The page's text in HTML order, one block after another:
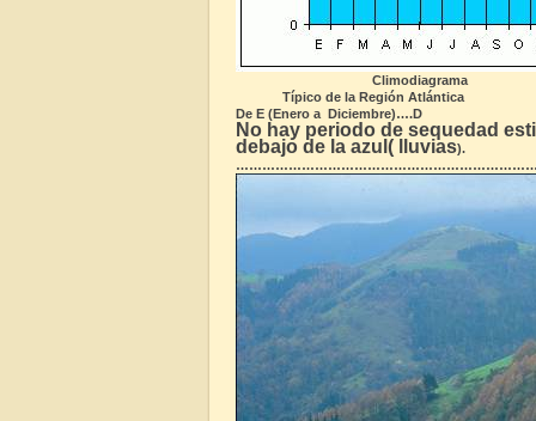
Climodiagrama
Típico de la Región Atlántica
De E (Enero a Diciembre)….D
No hay periodo de sequedad
debajo de la azul( lluvias).